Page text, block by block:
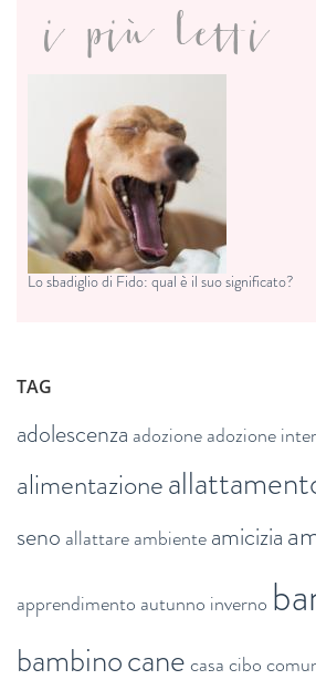
i più letti
Lo sbadiglio di Fido: qual è il suo significato?
TAG
adolescenza adozioneadozione
alimentazione
seno allattareambienteamicizia
apprendimento autunno inverno
bambinocanecasacibo